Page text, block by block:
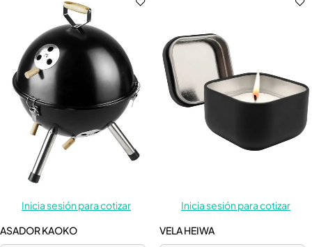
Inicia sesión para cotizar
ASADOR KAOKO
Inicia sesión para cotizar
VELA HEIWA